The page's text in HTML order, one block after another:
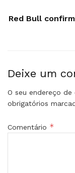
Red Bull
Deixe um
O seu endereço
obrigatórios
Comentário *